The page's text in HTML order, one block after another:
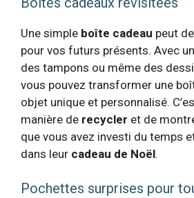
Une simple boîte cadeau peut
pour vos futurs présents. Avec
des tampons ou même des
vous pouvez transformer une
objet unique et personnalisé.
manière de recycler et de
que vous avez investi du temps
dans leur cadeau de Noël.
Pochettes surprises pour